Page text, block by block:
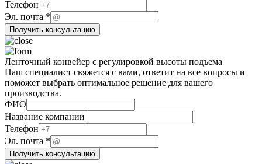
Телефон
Эл. почта *
Получить консультацию
Ленточный конвейер с регулировкой высоты подъема
Наш специалист свяжется с вами, ответит на все вопросы и
поможет выбрать оптимальное решение для вашего
производства.
Телефон
Название
ФИО
ФИО
Название компании
Телефон
Эл. почта *
Получить консультацию